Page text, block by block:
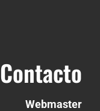
Contacto
Webmaster